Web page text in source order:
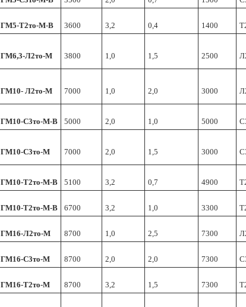
ГМ5-Т2тo-M-В 3600 3,2 0,4 1400
ГМ6,3-Л2тo-M 3800 1,0 1,5 2500
ГМ10- Л2тo-M 7000 1,0 2,0 3000
ГМ10-С3тo-M-В 5000 2,0 1,0 5000
ГМ10-С3тo-M 7000 2,0 1,5 3000
ГМ10-T2то-M-В 5100 3,2 0,7 4900
ГМ10-T2то-M-В 6700 3,2 1,0 3300
ГМ16-Л2тo-M 8700 1,0 2,5 7300
ГМ16-С3тo-M 8700 2,0 2,0 7300
ГМ16-Т2тo-M 8700 3,2 1,5 7300